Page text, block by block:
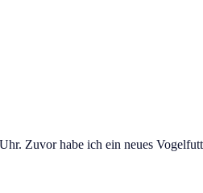
Zuvor habe ich ein neues